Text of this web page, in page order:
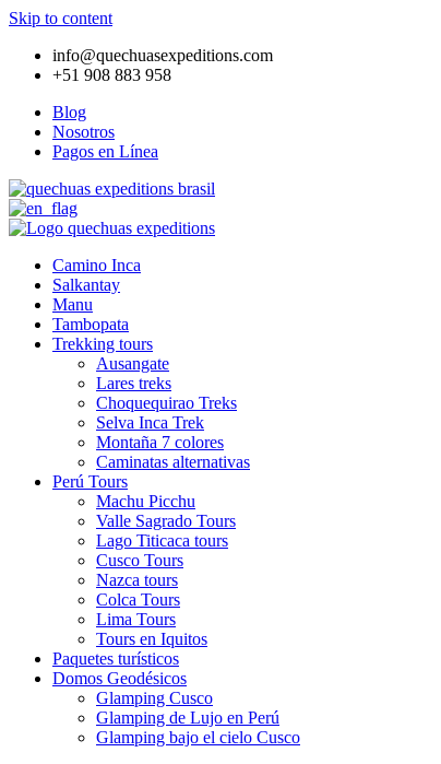
Skip to content
info@quechuasexpeditions.com
+51 908 883 958
Blog
Nosotros
Pagos en Línea
Camino Inca
Salkantay
Manu
Tambopata
Trekking tours
Ausangate
Lares treks
Choquequirao Treks
Selva Inca Trek
Montaña 7 colores
Caminatas alternativas
Perú Tours
Machu Picchu
Valle Sagrado Tours
Lago Titicaca tours
Cusco Tours
Nazca tours
Colca Tours
Lima Tours
Tours en Iquitos
Paquetes turísticos
Domos Geodésicos
Glamping Cusco
Glamping de Lujo en Perú
Glamping bajo el cielo Cusco